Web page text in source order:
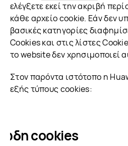
ελέγξετε εκεί την ακριβή
κάθε αρχείο cookie. Εάν δεν
βασικές κατηγορίες
Cookies και στις λίστες
το website δεν χρησιμοποιεί
Στον παρόντα ιστότοπο η
εξής τύπους cookies:
cookies